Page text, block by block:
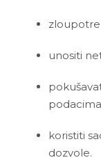
unositi
koristiti
dozvole.